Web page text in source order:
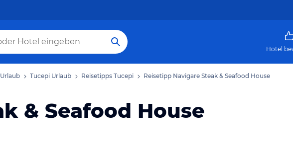
Hotel
Tucepi Urlaub Reisetipps Tucepi Reisetipp Navigare Steak & Seafood House
& Seafood House